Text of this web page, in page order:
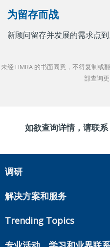
为留存而战
新顾问留存并发展的需求点
未经 LIMRA 的书面同意，不得复制或
部查询更
如欲查询详情，请联系
调研
Insurance
Annuities
Workplace Benefits
解决方案和服务
Trending Topics
Life Insurance